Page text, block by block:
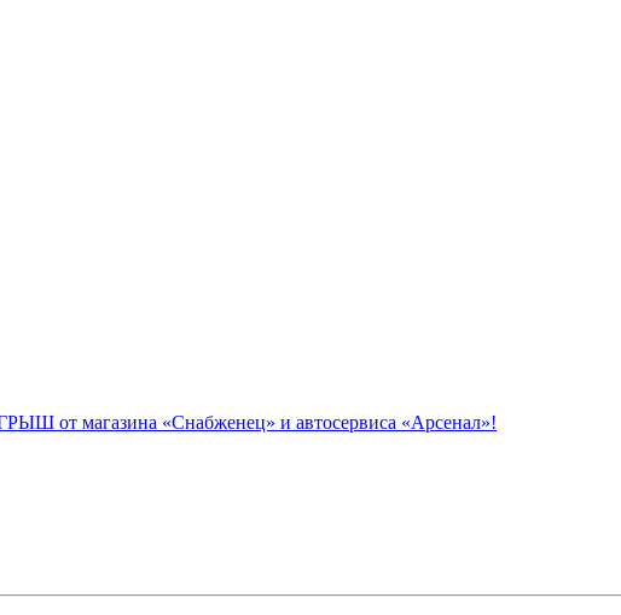
от магазина «Снабженец» и автосервиса «Арсенал»!